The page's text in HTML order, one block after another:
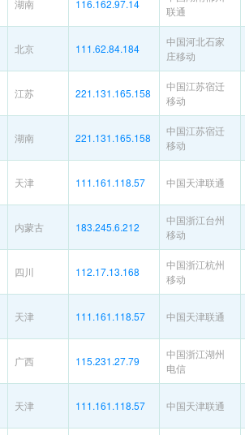
湖南 116.162.97.14
联通
北京 111.62.84.184
中国河北石家
庄移动
江苏 221.131.165.158
中国江苏宿迁
移动
湖南 221.131.165.158
中国江苏宿迁
移动
天津 111.161.118.57 中国天津联通
内蒙古 183.245.6.212
中国浙江台州
移动
四川 112.17.13.168
中国浙江杭州
移动
天津 111.161.118.57 中国天津联通
广西 115.231.27.79
中国浙江湖州
电信
天津 111.161.118.57 中国天津联通